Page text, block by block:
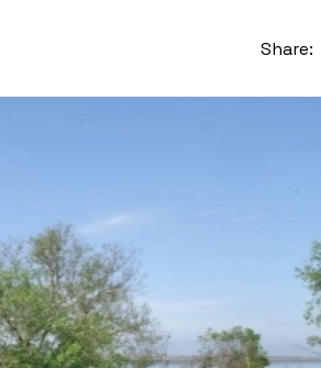
Share: